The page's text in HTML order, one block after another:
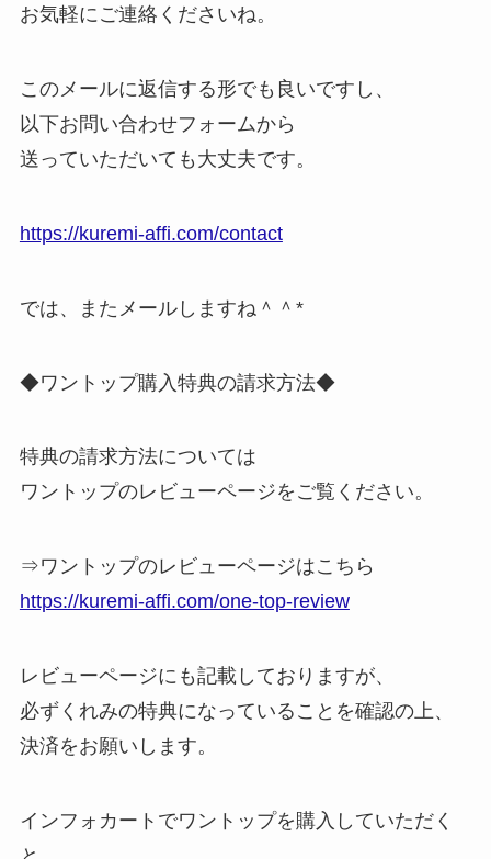
お気軽にご連絡くださいね。
このメールに返信する形でも良いですし、
以下お問い合わせフォームから
送っていただいても大丈夫です。
https://kuremi-affi.com/contact
では、またメールしますね＾＾*
◆ワントップ購入特典の請求方法◆
特典の請求方法については
ワントップのレビューページをご覧ください。
⇒ワントップのレビューページはこちら
https://kuremi-affi.com/one-top-review
レビューページにも記載しておりますが、
必ずくれみの特典になっていることを確認の上、
決済をお願いします。
インフォカートでワントップを購入していただく